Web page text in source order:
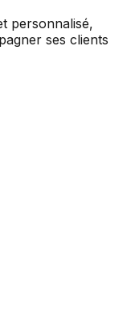
personnalisé,
ses clients